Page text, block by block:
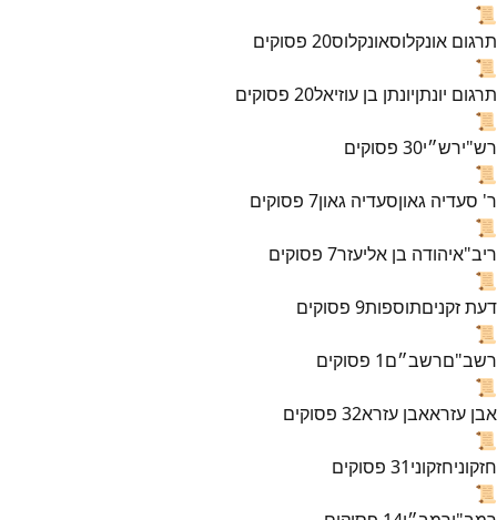
📜
תרגום אונקלוסאונקלוס20 פסוקים
📜
תרגום יונתןיונתן בן עוזיאל20 פסוקים
📜
רש"ירש״י30 פסוקים
📜
ר' סעדיה גאוןסעדיה גאון7 פסוקים
📜
ריב"איהודה בן אליעזר7 פסוקים
📜
דעת זקניםתוספות9 פסוקים
📜
רשב"םרשב״ם1 פסוקים
📜
אבן עזראאבן עזרא32 פסוקים
📜
חזקוניחזקוני31 פסוקים
📜